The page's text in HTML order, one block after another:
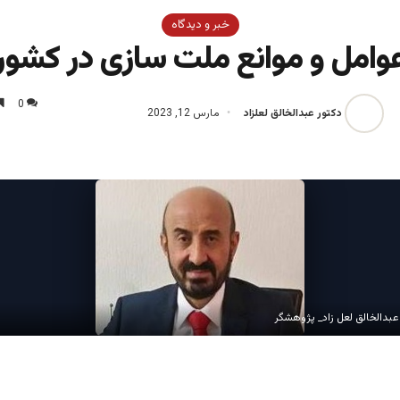
خبر و دیدگاه
و موانع ملت سازی در
دکتور عبدالخالق لعلزاد مارس 12, 2023
0
لعل زاد_ پژوهشگر